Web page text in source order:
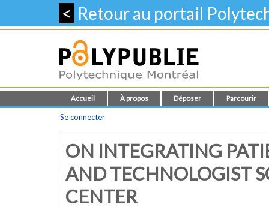
< Retour au portail
Accueil À propos Déposer Parcourir
Se connecter
ON INTEGRATING
AND TECHNOLOGIST
CENTER